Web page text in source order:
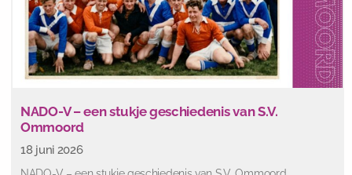
NADO-V – een stukje geschiedenis van S.V.
Ommoord
18 juni 2026